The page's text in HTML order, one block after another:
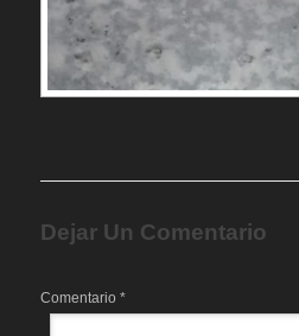
Dejar Un Comentario
Comentario *